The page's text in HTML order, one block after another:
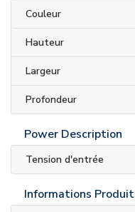
Couleur
Hauteur
Largeur
Profondeur
Power Description
Tension d'entrée
Informations Produit